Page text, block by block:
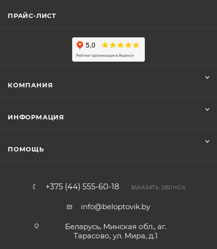
ПРАЙС-ЛИСТ
КОМПАНИЯ
ИНФОРМАЦИЯ
ПОМОЩЬ
+375 (44) 555-60-18 ЗАКАЗАТЬ ЗВОНОК
info@beloptovik.by
Беларусь, Минская обл., аг.
Тарасово, ул. Мира, д.1